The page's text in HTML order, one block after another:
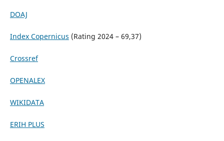
DOAJ
Index Copernicus (Rating 2024 – 69,37)
Crossref
OPENALEX
WIKIDATA
ERIH PLUS